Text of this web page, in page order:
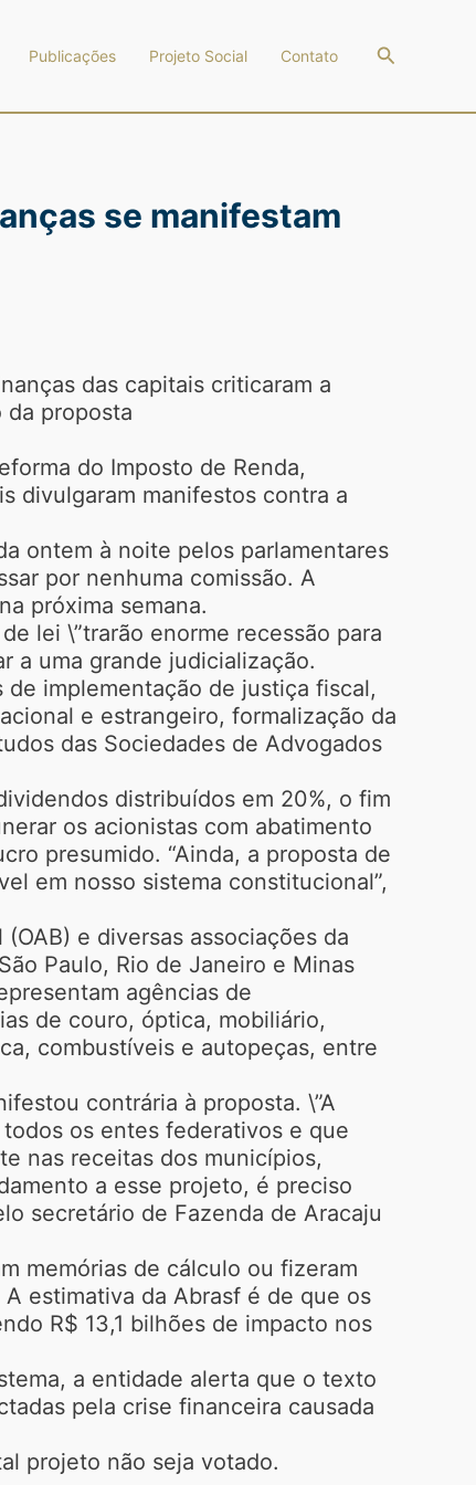
Publicações Projeto Social Contato Pesquisar
se manifestam
das capitais criticaram a
da proposta
do Imposto de Renda,
divulgaram manifestos contra a
ontem à noite pelos parlamentares
por nenhuma comissão. A
próxima semana.
lei \”trarão enorme recessão para
a uma grande judicialização.
implementação de justiça fiscal,
e estrangeiro, formalização da
das Sociedades de Advogados
distribuídos em 20%, o fim
os acionistas com abatimento
presumido. “Ainda, a proposta de
em nosso sistema constitucional”,
e diversas associações da
Paulo, Rio de Janeiro e Minas
agências de
de couro, óptica, mobiliário,
combustíveis e autopeças, entre
contrária à proposta. \”A
os entes federativos e que
nas receitas dos municípios,
a esse projeto, é preciso
secretário de Fazenda de Aracaju
memórias de cálculo ou fizeram
estimativa da Abrasf é de que os
R$ 13,1 bilhões de impacto nos
a entidade alerta que o texto
pela crise financeira causada
projeto não seja votado.